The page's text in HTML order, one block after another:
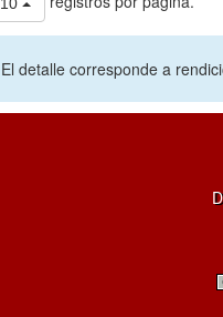
El detalle corresponde a